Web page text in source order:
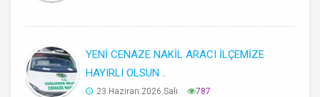
YENİ CENAZE NAKİL ARACI İLÇEMİZE
HAYIRLI OLSUN ..
23.Haziran.2026.Salı 787